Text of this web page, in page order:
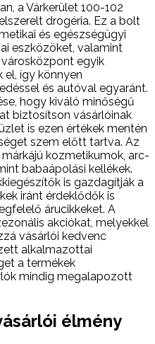
a Várkerület 100-102
drogéria. Ez a bolt
és egészségügyi
eszközöket, valamint
egyik
el, így könnyen
és autóval egyaránt.
hogy kiváló minőségű
biztosítson vásárlóinak
is ezen értékek mentén
szem előtt tartva. Az
kozmetikumok, arc-
babaápolási kellékek.
is gazdagítják a
iránt érdeklődők is
árucikkeket. A
akciókat, melyekkel
vásárlói kedvenc
alkalmazottai
a termékek
mindig megalapozott
élmény